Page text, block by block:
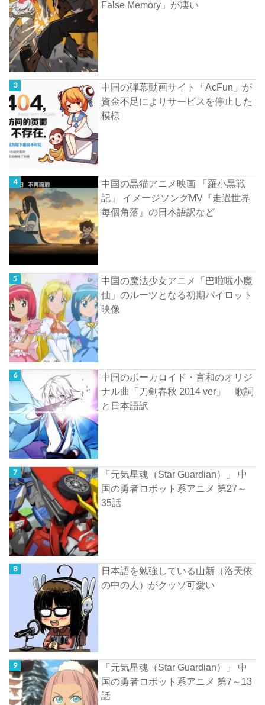
False Memory」が凄い
中国の弾幕動画サイト「AcFun」が
資金不足によりサービスを停止した
模様
中国の黒猫アニメ映画 「羅小黒戦
記」 イメージソングMV『走過世界
每個角落』の日本語訳など
中国の魔法少女アニメ「巴啦啦小魔
仙」のルーツとなる初期パイロット
映像
中国のボーカロイド・言和のオリジ
ナル曲「刀剣春秋 2014 ver」 歌詞
と日本語訳
「元気星魂（Star Guardian）」 中
国の勇者ロボット系アニメ 第27～
35話
日本語を勉強している山新（洛天依
の中の人）がクッソ可愛い
「元気星魂（Star Guardian）」 中
国の勇者ロボット系アニメ 第7～13
話